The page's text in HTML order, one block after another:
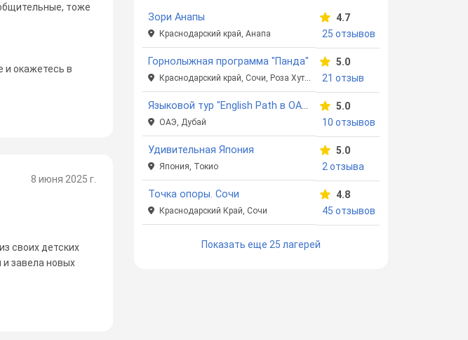
тоже
и окажетесь в
8 июня 2025 г.
своих детских
и завела новых
Зори Анапы
Краснодарский край, Анапа
4.7
25 отзывов
Горнолыжная программа "Панда"
Краснодарский край, Сочи, Роза Хутор
5.0
21 отзыв
Языковой тур "English Path в ОАЭ"
ОАЭ, Дубай
5.0
10 отзывов
Удивительная Япония
Япония, Токио
5.0
2 отзыва
Точка опоры. Сочи
Краснодарский Край, Сочи
4.8
45 отзывов
Показать еще 25 лагерей